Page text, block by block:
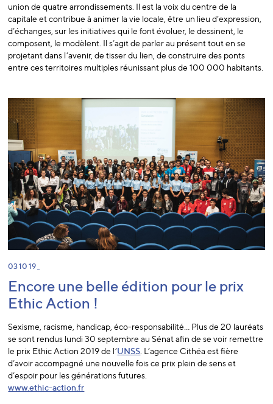
union de quatre arrondissements. Il est la voix du centre de la
capitale et contribue à animer la vie locale, être un lieu d’expression,
d’échanges, sur les initiatives qui le font évoluer, le dessinent, le
composent, le modèlent. Il s’agit de parler au présent tout en se
projetant dans l’avenir, de tisser du lien, de construire des ponts
entre ces territoires multiples réunissant plus de 100 000 habitants.
03 10 19 _
Encore une belle édition pour le prix
Ethic Action !
Sexisme, racisme, handicap, éco-responsabilité… Plus de 20 lauréats
se sont rendus lundi 30 septembre au Sénat afin de se voir remettre
le prix Ethic Action 2019 de l’UNSS . L’agence Cithéa est fière
d’avoir accompagné une nouvelle fois ce prix plein de sens et
d’espoir pour les générations futures.
www.ethic-action.fr